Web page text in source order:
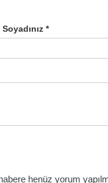
Soyadınız *
henüz yorum